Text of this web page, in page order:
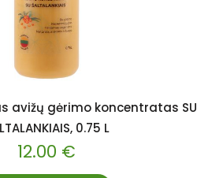
avižų gėrimo koncentratas SU
0.75 L
12.00 €